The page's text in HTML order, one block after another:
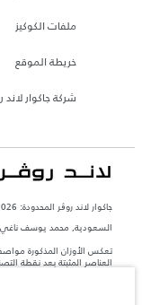
ملفات الكوكيز
خريطة الموقع
شركة جاكوار لاند
جاكوار لاند روڨر المحدودة: 2026
السعودية, محمد يوسف ناغي
تعكس الأوزان المذكورة
العناصر المثبتة بعد نقطة